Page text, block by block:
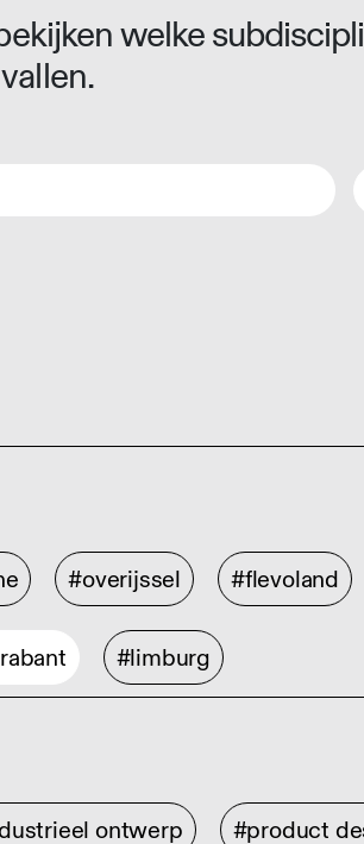
welke
#overijssel #flevoland
#limburg
ontwerp #product